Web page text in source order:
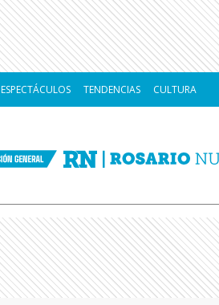
ESPECTÁCULOS TENDENCIAS CULTURA